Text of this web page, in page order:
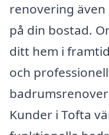
renovering
på din bostad.
ditt hem i
och
Kunder i Tofta